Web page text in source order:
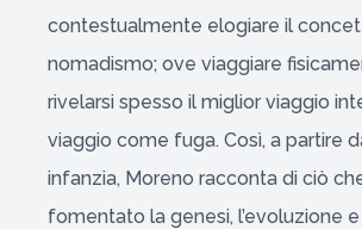
contestualmente elogiare il
nomadismo; ove viaggiare
rivelarsi spesso il miglior viaggio
viaggio come fuga. Così, a partire
infanzia, Moreno racconta di ciò
fomentato la genesi, l’evoluzione